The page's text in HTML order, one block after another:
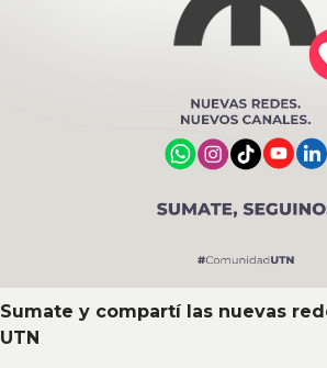
Sumate y compartí las nuevas
UTN